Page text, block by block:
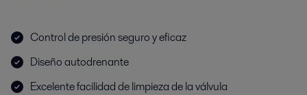
Control de presión seguro y eficaz
Diseño autodrenante
Excelente facilidad de limpieza de la válvula